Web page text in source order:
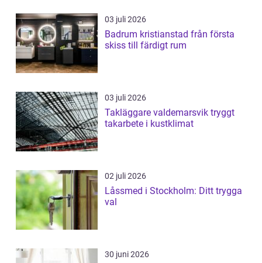
03 juli 2026
Badrum kristianstad från första
skiss till färdigt rum
03 juli 2026
Takläggare valdemarsvik tryggt
takarbete i kustklimat
02 juli 2026
Låssmed i Stockholm: Ditt trygga
val
30 juni 2026